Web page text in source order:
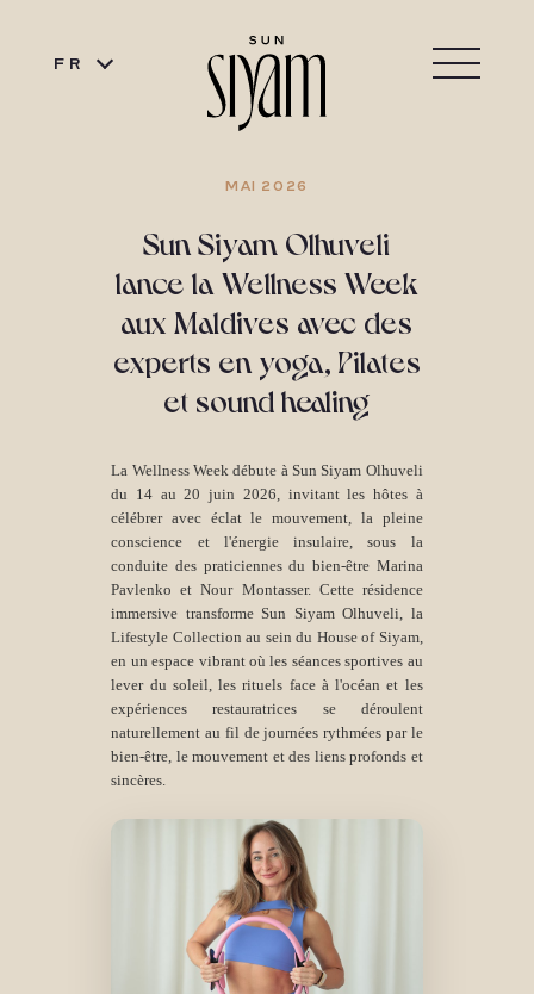
FR
MAI 2026
Sun Siyam Olhuveli
lance la Wellness Week
aux Maldives avec des
experts en yoga, Pilates
et sound healing
La Wellness Week débute à Sun Siyam Olhuveli
du 14 au 20 juin 2026, invitant les hôtes à
célébrer avec éclat le mouvement, la pleine
conscience et l'énergie insulaire, sous la
conduite des praticiennes du bien-être Marina
Pavlenko et Nour Montasser. Cette résidence
immersive transforme Sun Siyam Olhuveli, la
Lifestyle Collection au sein du House of Siyam,
en un espace vibrant où les séances sportives au
lever du soleil, les rituels face à l'océan et les
expériences restauratrices se déroulent
naturellement au fil de journées rythmées par le
bien-être, le mouvement et des liens profonds et
sincères.